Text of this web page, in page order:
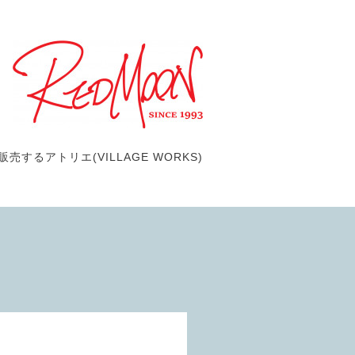
売するアトリエ(VILLAGE WORKS)